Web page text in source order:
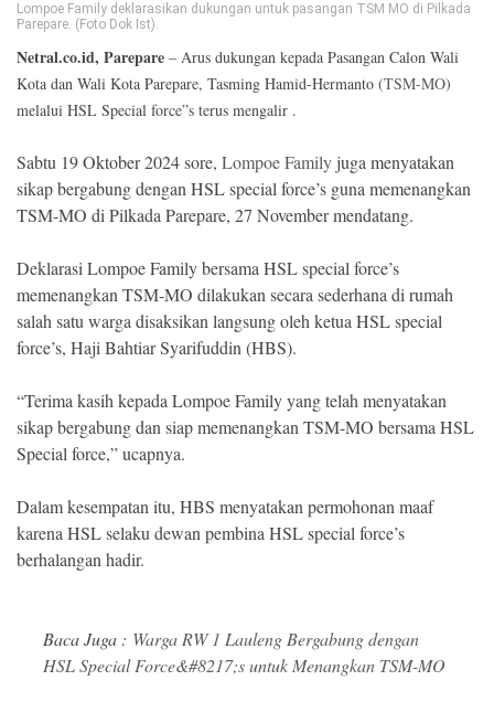
©
2026
NETRAL
All
Lompoe Family deklarasikan dukungan untuk pasangan TSM MO di Pilkada
Parepare. (Foto Dok Ist).
Netral.co.id, Parepare – Arus dukungan kepada Pasangan Calon Wali
Kota dan Wali Kota Parepare, Tasming Hamid-Hermanto (TSM-MO)
melalui HSL Special force”s terus mengalir .
Sabtu 19 Oktober 2024 sore, Lompoe Family juga menyatakan
sikap bergabung dengan HSL special force’s guna memenangkan
TSM-MO di Pilkada Parepare, 27 November mendatang.
Deklarasi Lompoe Family bersama HSL special force’s
memenangkan TSM-MO dilakukan secara sederhana di rumah
salah satu warga disaksikan langsung oleh ketua HSL special
force’s, Haji Bahtiar Syarifuddin (HBS).
“Terima kasih kepada Lompoe Family yang telah menyatakan
sikap bergabung dan siap memenangkan TSM-MO bersama HSL
Special force,” ucapnya.
Dalam kesempatan itu, HBS menyatakan permohonan maaf
karena HSL selaku dewan pembina HSL special force’s
berhalangan hadir.
Baca Juga : Warga RW 1 Lauleng Bergabung dengan
HSL Special Force&#8217;s untuk Menangkan TSM-MO